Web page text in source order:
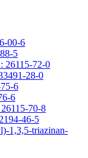
00-6
5
26115-72-0
28-0
6
6
70-8
46-5
1,3,5-triazinan-